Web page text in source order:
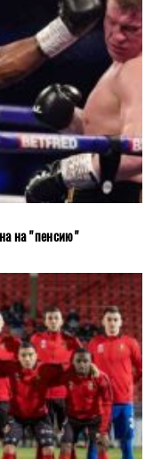
на "пенсию"